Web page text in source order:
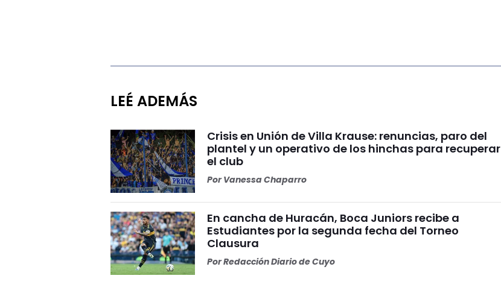
LEÉ ADEMÁS
Crisis en Unión de Villa Krause: renuncias, paro del
plantel y un operativo de los hinchas para recuperar
el club
PorVanessa Chaparro
En cancha de Huracán, Boca Juniors recibe a
Estudiantes por la segunda fecha del Torneo
Clausura
PorRedacción Diario de Cuyo